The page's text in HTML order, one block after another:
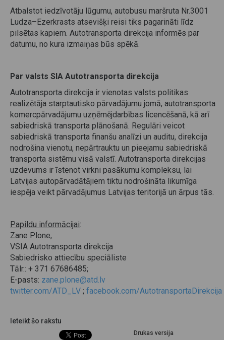
Atbalstot iedzīvotāju lūgumu, autobusu maršruta Nr.3001
Ludza–Ezerkrasts atsevišķi reisi tiks pagarināti līdz
pilsētas kapiem. Autotransporta direkcija informēs par
datumu, no kura izmaiņas būs spēkā.
Par valsts SIA Autotransporta direkcija
Autotransporta direkcija ir vienotas valsts politikas
realizētāja starptautisko pārvadājumu jomā, autotransporta
komercpārvadājumu uzņēmējdarbības licencēšanā, kā arī
sabiedriskā transporta plānošanā. Regulāri veicot
sabiedriskā transporta finanšu analīzi un auditu, direkcija
nodrošina vienotu, nepārtrauktu un pieejamu sabiedriskā
transporta sistēmu visā valstī. Autotransporta direkcijas
uzdevums ir īstenot virkni pasākumu kompleksu, lai
Latvijas autopārvadātājiem tiktu nodrošināta likumīga
iespēja veikt pārvadājumus Latvijas teritorijā un ārpus tās.
Papildu informācijai:
Zane Plone,
VSIA Autotransporta direkcija
Sabiedrisko attiecību speciāliste
Tālr.: + 371 67686485;
E-pasts: zane.plone@atd.lv
twitter.com/ATD_LV ; facebook.com/AutotransportaDirekcija
Ieteikt šo rakstu
Drukas versija